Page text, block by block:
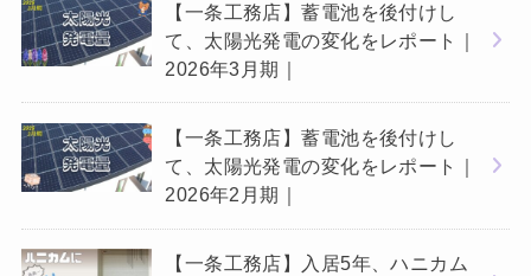
【一条工務店】蓄電池を後付けし
て、太陽光発電の変化をレポート｜
2026年3月期｜
【一条工務店】蓄電池を後付けし
て、太陽光発電の変化をレポート｜
2026年2月期｜
【一条工務店】入居5年、ハニカム